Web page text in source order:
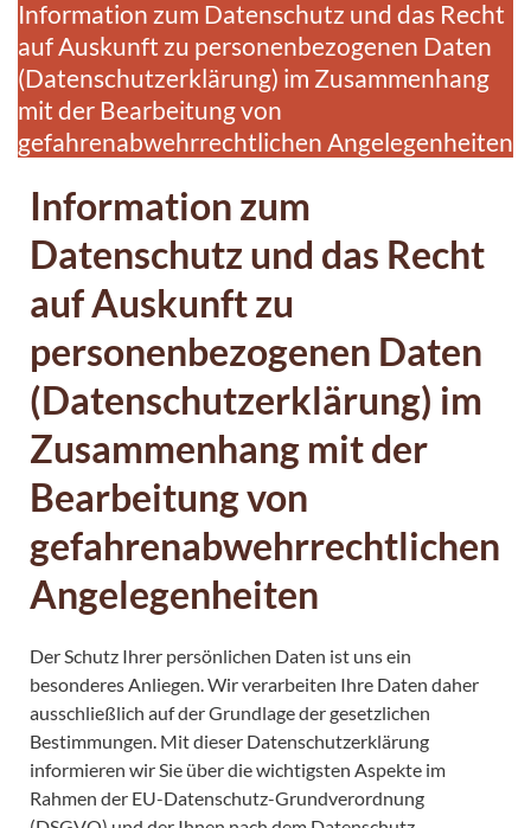
Information zum Datenschutz und das Recht
auf Auskunft zu personenbezogenen Daten
(Datenschutzerklärung) im Zusammenhang
mit der Bearbeitung von
gefahrenabwehrrechtlichen Angelegenheiten
Information zum
Datenschutz und das Recht
auf Auskunft zu
personenbezogenen Daten
(Datenschutzerklärung) im
Zusammenhang mit der
Bearbeitung von
gefahrenabwehrrechtlichen
Angelegenheiten
Der Schutz Ihrer persönlichen Daten ist uns ein
besonderes Anliegen. Wir verarbeiten Ihre Daten daher
ausschließlich auf der Grundlage der gesetzlichen
Bestimmungen. Mit dieser Datenschutzerklärung
informieren wir Sie über die wichtigsten Aspekte im
Rahmen der EU-Datenschutz-Grundverordnung